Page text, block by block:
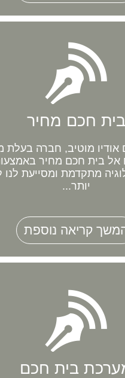
בית חכם מחיר
מוטיב, חברה בעלת
בית חכם מחיר
מתקדמת ומסייעת
יותר...
קריאה נוספת
בית חכם